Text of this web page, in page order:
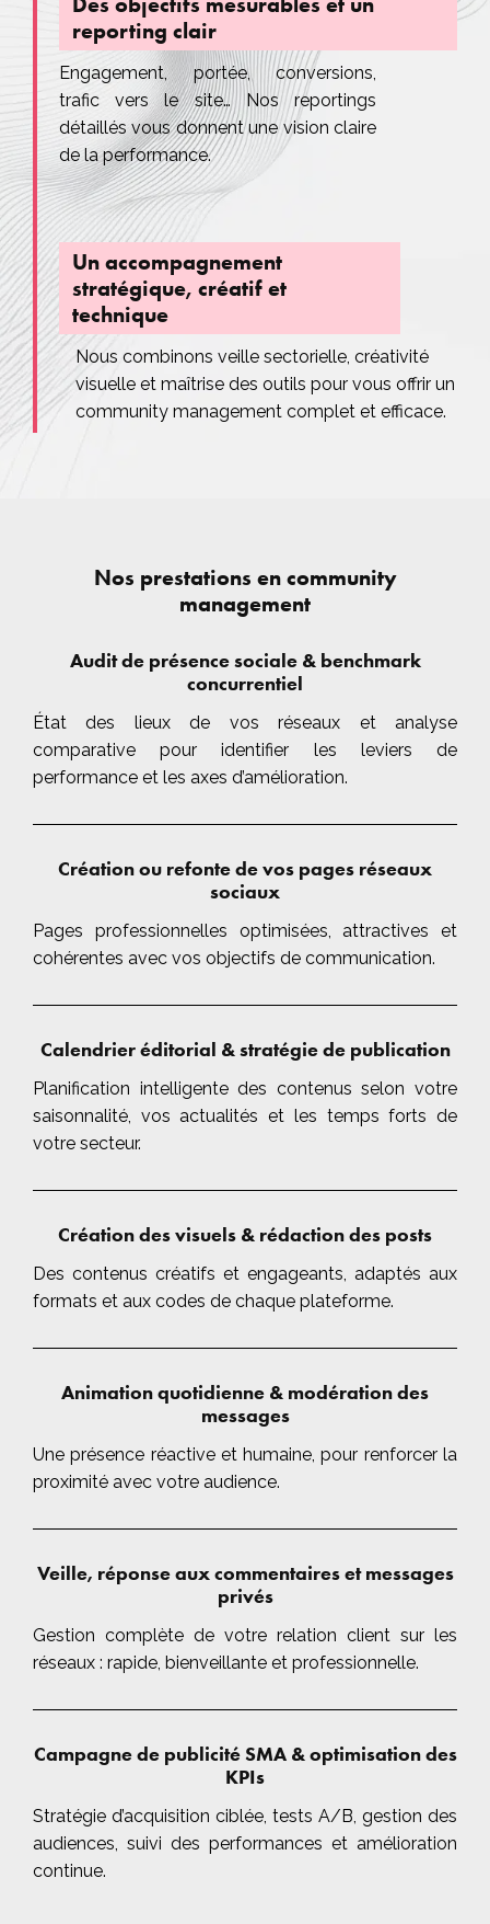
reporting clair
Engagement, portée, conversions,
trafic vers le site… Nos reportings
détaillés vous donnent une vision claire
de la performance.
Un accompagnement
stratégique, créatif et
technique
Nous combinons veille sectorielle, créativité
visuelle et maîtrise des outils pour vous offrir un
community management complet et efficace.
Nos prestations en community
management
Audit de présence sociale & benchmark
concurrentiel
État des lieux de vos réseaux et analyse
comparative pour identifier les leviers de
performance et les axes d’amélioration.
Création ou refonte de vos pages réseaux
sociaux
Pages professionnelles optimisées, attractives et
cohérentes avec vos objectifs de communication.
Calendrier éditorial & stratégie de publication
Planification intelligente des contenus selon votre
saisonnalité, vos actualités et les temps forts de
votre secteur.
Création des visuels & rédaction des posts
Des contenus créatifs et engageants, adaptés aux
formats et aux codes de chaque plateforme.
Animation quotidienne & modération des
messages
Une présence réactive et humaine, pour renforcer la
proximité avec votre audience.
Veille, réponse aux commentaires et messages
privés
Gestion complète de votre relation client sur les
réseaux : rapide, bienveillante et professionnelle.
Campagne de publicité SMA & optimisation des
KPIs
Stratégie d’acquisition ciblée, tests A/B, gestion des
audiences, suivi des performances et amélioration
continue.